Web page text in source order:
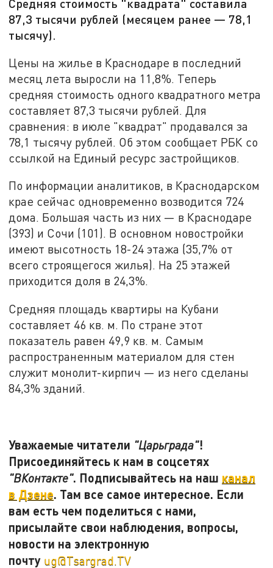
Средняя стоимость "квадрата" составила
87,3 тысячи рублей (месяцем ранее — 78,1
тысячу).
Цены на жилье в Краснодаре в последний
месяц лета выросли на 11,8%. Теперь
средняя стоимость одного квадратного метра
составляет 87,3 тысячи рублей. Для
сравнения: в июле "квадрат" продавался за
78,1 тысячу рублей. Об этом сообщает РБК со
ссылкой на Единый ресурс застройщиков.
По информации аналитиков, в Краснодарском
крае сейчас одновременно возводится 724
дома. Большая часть из них — в Краснодаре
(393) и Сочи (101). В основном новостройки
имеют высотность 18-24 этажа (35,7% от
всего строящегося жилья). На 25 этажей
приходится доля в 24,3%.
Средняя площадь квартиры на Кубани
составляет 46 кв. м. По стране этот
показатель равен 49,9 кв. м. Самым
распространенным материалом для стен
служит монолит-кирпич — из него сделаны
84,3% зданий.
Уважаемые читатели "Царьграда"!
Присоединяйтесь к нам в соцсетях
"ВКонтакте". Подписывайтесь на наш канал
в Дзене. Там все самое интересное. Если
вам есть чем поделиться с нами,
присылайте свои наблюдения, вопросы,
новости на электронную
почту ug@Tsargrad.TV